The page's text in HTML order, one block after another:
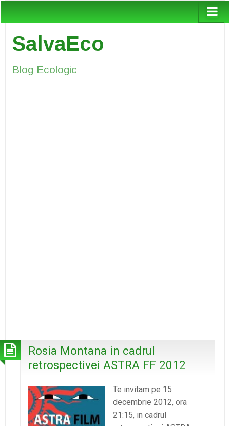
SalvaEco
Blog Ecologic
Rosia Montana in cadrul
retrospectivei ASTRA FF 2012
Te invitam pe 15
decembrie 2012, ora
21:15, in cadrul